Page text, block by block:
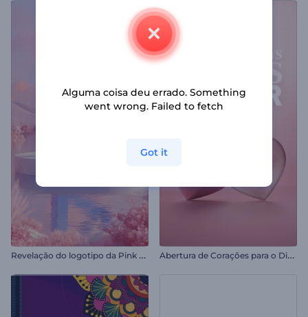
R
evelação do logotipo da Pink Valley A
bertura de Corações para o Dia dos Namorados
Alguma coisa deu errado. Something
went wrong. Failed to fetch
Got it